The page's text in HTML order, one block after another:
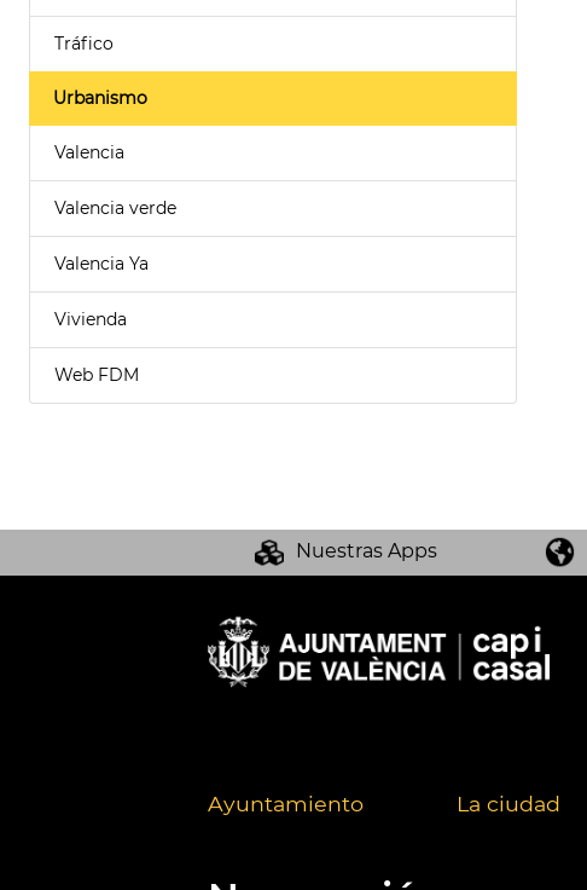
Tráfico
Urbanismo
Valencia
Valencia verde
Valencia Ya
Vivienda
Web FDM
Nuestras Apps
Ayuntamiento La ciudad